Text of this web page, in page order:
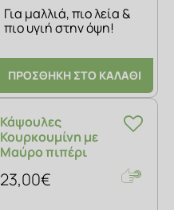
Για μαλλιά, πιο λεία &
πιο υγιή στην όψη!
ΠΡΟΣΘΗΚΗ ΣΤΟ ΚΑΛΑΘΙ
Κάψουλες
Κουρκουμίνη με
Μαύρο πιπέρι
23,00€